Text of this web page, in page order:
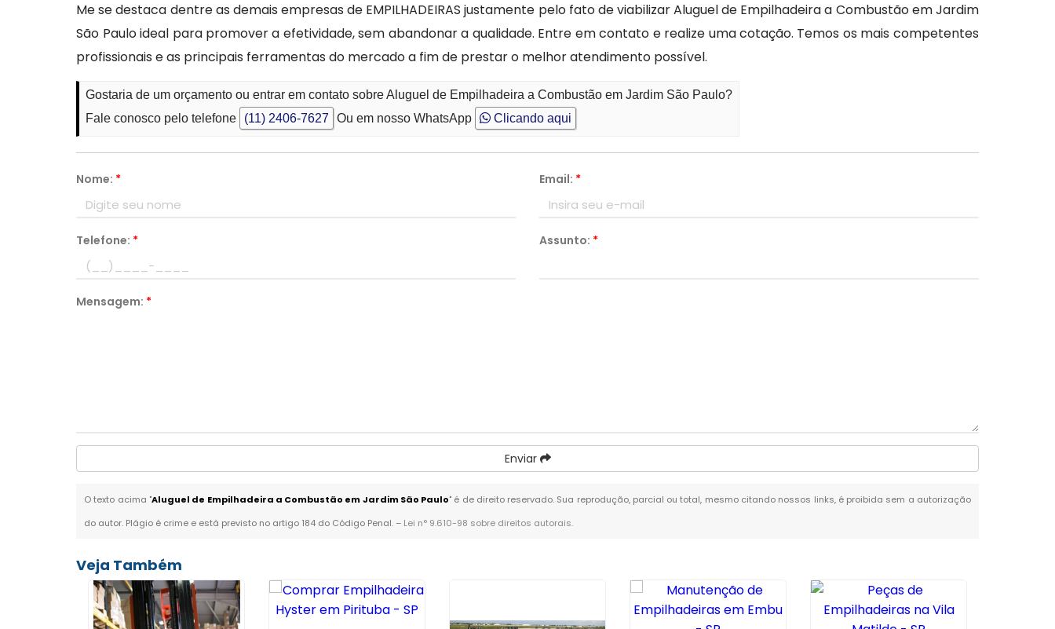
Me se destaca dentre as demais empresas de EMPILHADEIRAS justamente pelo fato de viabilizar Aluguel de Empilhadeira a Combustão em Jardim
São Paulo ideal para promover a efetividade, sem abandonar a qualidade. Entre em contato e realize uma cotação. Temos os mais competentes
profissionais e as principais ferramentas do mercado a fim de prestar o melhor atendimento possível.
Gostaria de um orçamento ou entrar em contato sobre Aluguel de Empilhadeira a Combustão em Jardim São Paulo?
Fale conosco pelo telefone
(11) 2406-7627 Ou em nosso WhatsApp Clicando aqui
Nome: * Email: *
Telefone: * Assunto: *
Mensagem: *
Enviar
O texto acima "Aluguel de Empilhadeira a Combustão em Jardim São Paulo" é de direito reservado. Sua reprodução, parcial ou total, mesmo citando nossos links, é proibida sem a autorização
do autor. Plágio é crime e está previsto no artigo 184 do Código Penal. – Lei n° 9.610-98 sobre direitos autorais.
Veja Também